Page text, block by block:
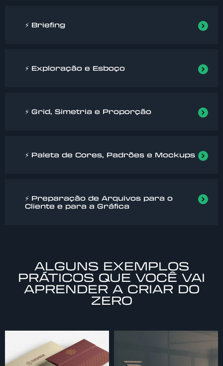
⚡ Briefing
⚡ Exploração e Esboço
⚡ Grid, Simetria e Proporção
⚡ Paleta de Cores, Padrões e Mockups
⚡ Preparação de Arquivos para o
Cliente e para a Gráfica
ALGUNS EXEMPLOS
PRÁTICOS QUE VOCÊ VAI
APRENDER A CRIAR DO
ZERO